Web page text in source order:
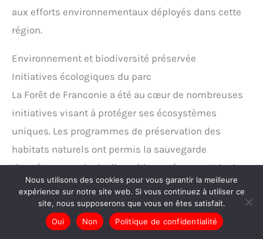
aux efforts environnementaux déployés dans cette
région.
Environnement et biodiversité préservée
Initiatives écologiques du parc
La Forêt de Franconie a été au cœur de nombreuses
initiatives visant à protéger ses écosystèmes
uniques. Les programmes de préservation des
habitats naturels ont permis la sauvegarde
d’espèces en voie de disparition, préservant ainsi
l’équilibre délicat de cette région.
Partenariats et sensibilisation
Le parc participe également à des programmes
Nous utilisons des cookies pour vous garantir la meilleure
expérience sur notre site web. Si vous continuez à utiliser ce
site, nous supposerons que vous en êtes satisfait.
Oui
Non Politique de confidentialité